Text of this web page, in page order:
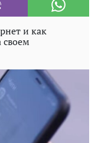
и как